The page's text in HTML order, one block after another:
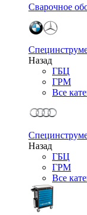
Сварочное
Назад
ГБЦ
ГРМ
Все
Назад
ГБЦ
ГРМ
Все